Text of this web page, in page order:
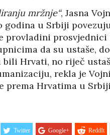
mržnje“, Jasna
godina u Srbiji
provladini
da su ustaše,
Hrvati, no riječ
rekla je
prema Hrvatima u
Twitter Google+ ReddIt
U